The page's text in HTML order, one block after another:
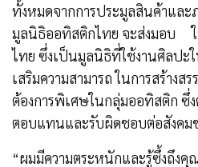
ทั้งหมดจากการประมูลสินค้าแล
มูลนิธิออทิสติกไทย จะส่งมอบ
ไทย ซึ่งเป็นมูลนิธิที่ใช้งานศิลปะ
เสริมความสามารถ ในการสร้าง
ต้องการพิเศษในกลุ่มออทิสติก ซึ่
ตอบแทนและรับผิดชอบต่อสังคมข
“ผมมีความตระหนักและรู้ซึ้งถึงคุ